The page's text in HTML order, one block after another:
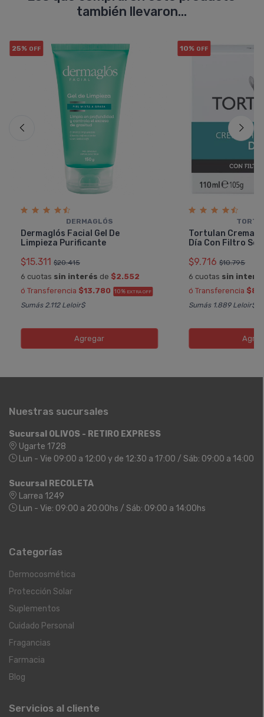
también llevaron...
25% OFF
DERMAGLÓS
Dermaglós Facial Gel De
Limpieza Purificante
$15.311 $20.415
6 cuotas sin interés de $2.552
ó Transferencia $13.780 10% EXTRA OFF
Sumás 2.112 Leloir$
Agregar
10% OFF
Tortulan Crema
Dí­a Con Filtro
$9.716 $10.795
6 cuotas sin
ó Transferencia
Sumás 1.889 Leloir$
Nuestras sucursales
Sucursal OLIVOS - RETIRO EXPRESS
Ugarte 1728
Lun - Vie 09:00 a 12:00 y de 12:30 a 17:00 / Sáb: 09:00 a 14:00
Sucursal RECOLETA
Larrea 1249
Lun - Vie: 09:00 a 20:00hs / Sáb: 09:00 a 14:00hs
Categorías
Dermocosmética
Protección Solar
Suplementos
Cuidado Personal
Fragancias
Farmacia
Blog
Servicios al cliente